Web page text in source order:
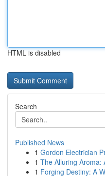
HTML is disabled
Search
Published News
1 Gordon Electrician
1 The Alluring Aroma:
1 Forging Destiny: A